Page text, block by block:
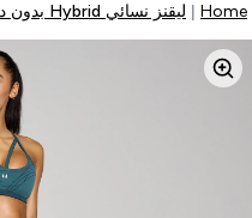
Home ليقنز نسائي Hybrid بدون درزات من MP - تيل غني